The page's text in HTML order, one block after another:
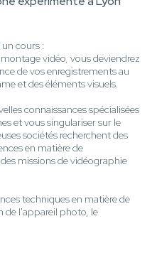
cours :
vidéo, vous deviendrez
de vos enregistrements au
et des éléments visuels.
connaissances spécialisées
et vous singulariser sur le
sociétés recherchent des
en matière de
missions de vidéographie
techniques en matière de
de l'appareil photo, le